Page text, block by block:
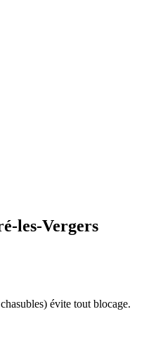
les-Vergers
évite tout blocage.